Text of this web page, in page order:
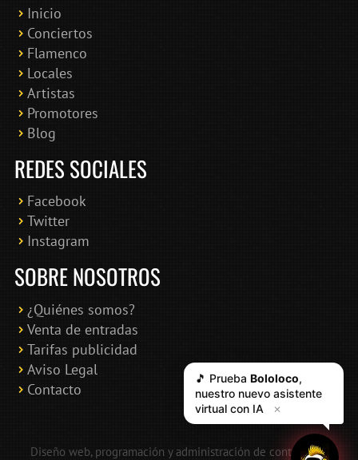
Inicio
Conciertos
Flamenco
Locales
Artistas
Promotores
Blog
REDES SOCIALES
Facebook
Twitter
Instagram
SOBRE NOSOTROS
¿Quiénes somos?
Venta de entradas
Tarifas publicidad
Aviso Legal
Contacto
Diseño web, programación y administración de contenidos:
🎵 PruebaBololoco,
nuestro nuevo asistente
virtual con IA ✕